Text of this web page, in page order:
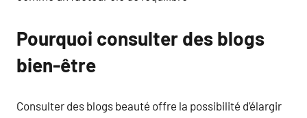
Pourquoi consulter des blogs
bien-être
Consulter des blogs beauté offre la possibilité d’élargir